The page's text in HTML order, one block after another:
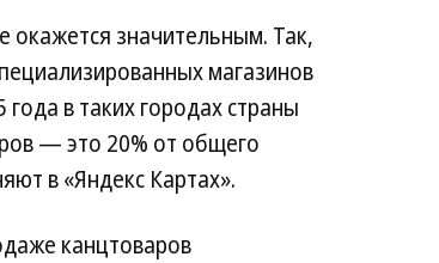
окажется значительным. Так,
магазинов
в таких городах страны
— это 20% от общего
в «Яндекс Картах».
канцтоваров